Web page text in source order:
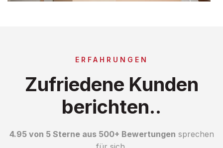
ERFAHRUNGEN
Zufriedene Kunden
berichten..
4.95 von 5 Sterne aus 500+ Bewertungen sprechen